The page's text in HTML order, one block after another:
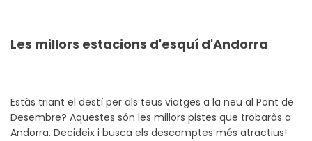
Les millors estacions d'esquí d'Andorra
Estàs triant el destí per als teus viatges a la neu al Pont de
Desembre? Aquestes són les millors pistes que trobaràs a
Andorra. Decideix i busca els descomptes més atractius!